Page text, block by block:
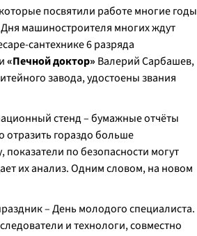
посвятили работе многие годы
машиностроителя многих ждут
сантехнике 6 разряда
«Печной доктор» Валерий Сарбашев,
завода, удостоены звания
стенд – бумажные отчёты
гораздо больше
по безопасности могут
их анализ. Одним словом, на новом
– День молодого специалиста.
и технологи, совместно